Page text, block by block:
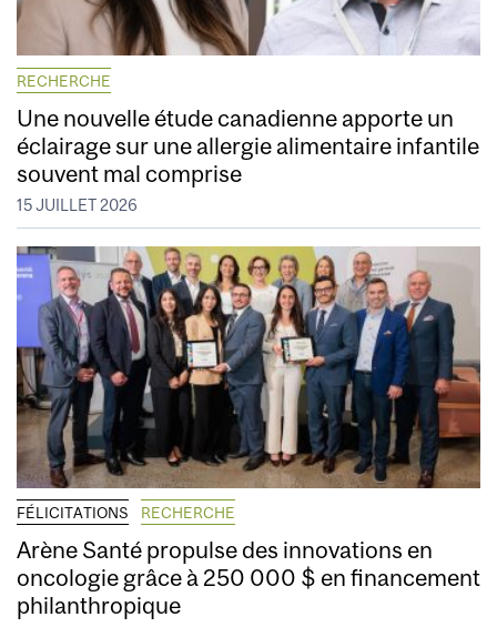
RECHERCHE
Une nouvelle étude canadienne apporte un
éclairage sur une allergie alimentaire infantile
souvent mal comprise
15 JUILLET 2026
FÉLICITATIONS RECHERCHE
Arène Santé propulse des innovations en
oncologie grâce à 250 000 $ en financement
philanthropique